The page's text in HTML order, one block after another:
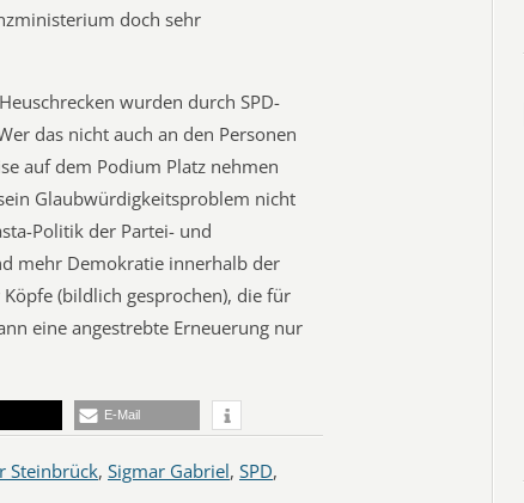
doch sehr
wurden durch SPD-
das nicht auch an den Personen
auf dem Podium Platz nehmen
Glaubwürdigkeitsproblem nicht
Politik der Partei- und
mehr Demokratie innerhalb der
(bildlich gesprochen), die für
eine angestrebte Erneuerung nur
E-Mail
Steinbrück, Sigmar Gabriel, SPD,